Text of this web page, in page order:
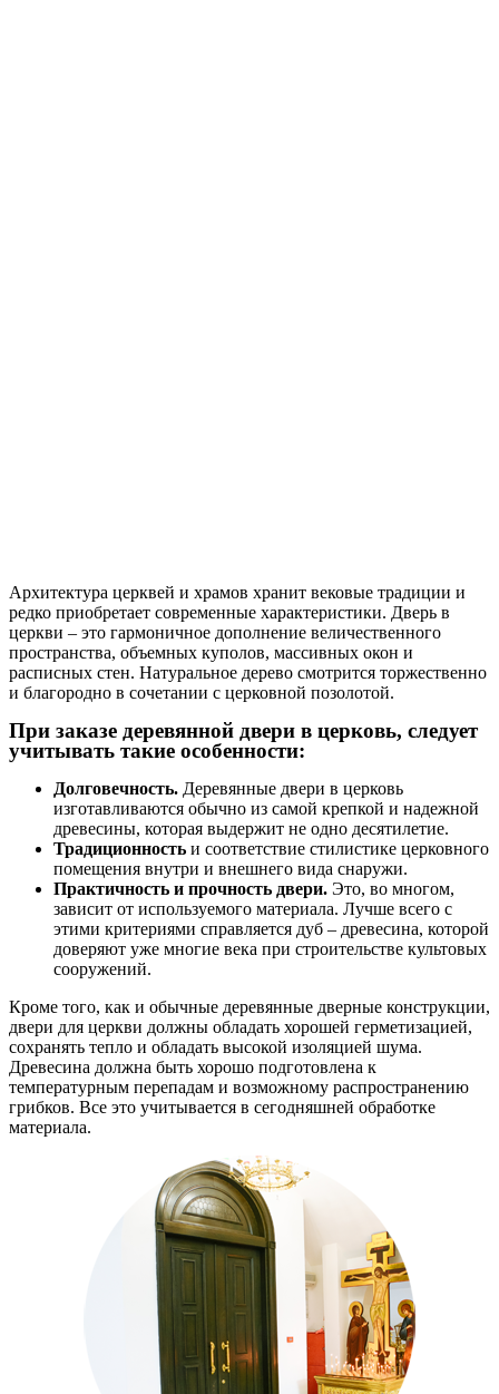
Архитектура церквей и храмов хранит вековые традиции и
редко приобретает современные характеристики. Дверь в
церкви – это гармоничное дополнение величественного
пространства, объемных куполов, массивных окон и
расписных стен. Натуральное дерево смотрится торжественно
и благородно в сочетании с церковной позолотой.
При заказе деревянной двери в церковь, следует
учитывать такие особенности:
Долговечность. Деревянные двери в церковь
изготавливаются обычно из самой крепкой и надежной
древесины, которая выдержит не одно десятилетие.
Традиционность и соответствие стилистике церковного
помещения внутри и внешнего вида снаружи.
Практичность и прочность двери. Это, во многом,
зависит от используемого материала. Лучше всего с
этими критериями справляется дуб – древесина, которой
доверяют уже многие века при строительстве культовых
сооружений.
Кроме того, как и обычные деревянные дверные конструкции,
двери для церкви должны обладать хорошей герметизацией,
сохранять тепло и обладать высокой изоляцией шума.
Древесина должна быть хорошо подготовлена к
температурным перепадам и возможному распространению
грибков. Все это учитывается в сегодняшней обработке
материала.